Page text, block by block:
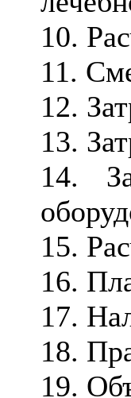
10.
11.
12.
13.
14.
15.
16.
17.
18.
19.